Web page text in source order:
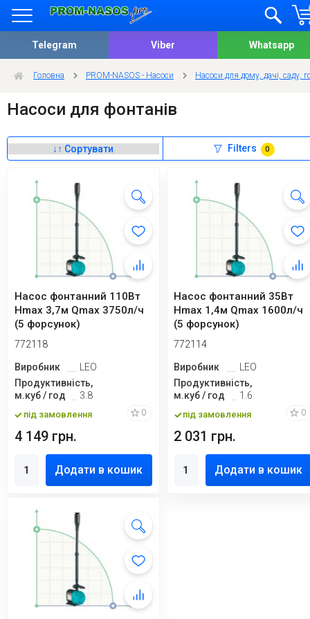
Telegram Viber Whatsapp
Головна PROM-NASOS - Насоси Насоси для дому, дачі, саду,
Насоси для фонтанів
Filters 0
Насос фонтанний 110Вт
Hmax 3,7м Qmax 3750л/ч
(5 форсунок)
772118
Виробник
LEO
Продуктивність,
м.куб / год
3.8
під замовлення 0
4 149 грн.
Додати в кошик
Насос фонтанний 35Вт
Hmax 1,4м Qmax 1600л/ч
(5 форсунок)
772114
Виробник
LEO
Продуктивність,
м.куб / год
1.6
під замовлення 0
2 031 грн.
Додати в кошик